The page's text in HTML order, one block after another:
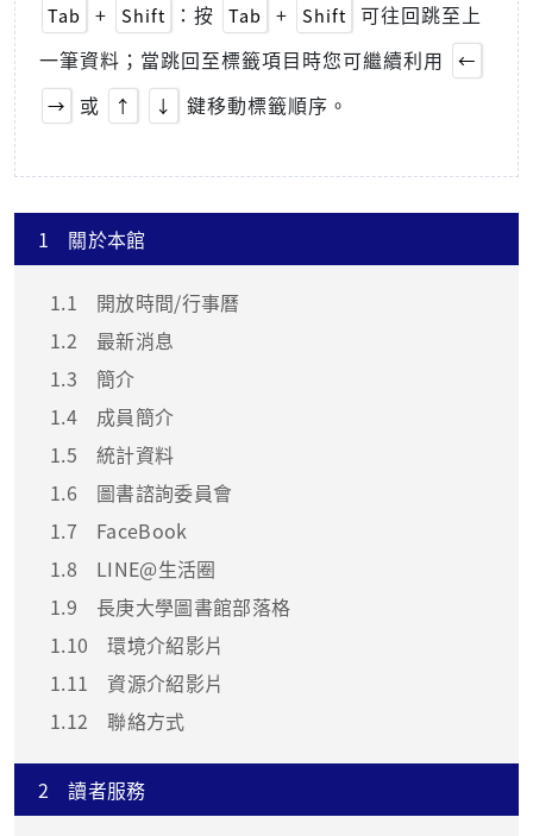
Tab + Shift ：按 Tab + Shift
可往回跳至上
一筆資料；當跳回至標籤項目時您可繼續利用
←
→
或 ↑ ↓ 鍵移動標籤順序。
1 關於本館
1.1
開放時間/行事曆
1.2
最新消息
1.3
簡介
1.4
成員簡介
1.5
統計資料
1.6
圖書諮詢委員會
1.7
FaceBook
1.8
LINE@生活圈
1.9
長庚大學圖書館部落格
1.10
環境介紹影片
1.11
資源介紹影片
1.12
聯絡方式
2 讀者服務